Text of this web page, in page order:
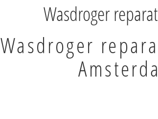
Wasdroger
Wasdroger